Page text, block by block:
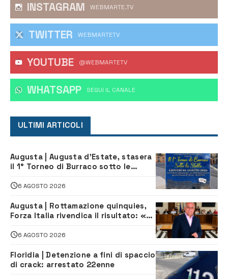
INSTAGRAM WEBMARTE.TV
TWITTER WEBMARTETV
YOUTUBE @WEBMARTETV
WHATSAPP ‎SEGUI IL CANALE
ULTIMI ARTICOLI
Augusta | Augusta d’Estate, stasera
il 1° Torneo di Burraco sotto le
6 AGOSTO 2026
Augusta | Rottamazione quinquies,
Forza Italia rivendica il risultato: «La
6 AGOSTO 2026
Floridia | Detenzione a fini di spaccio
di crack: arrestato 22enne